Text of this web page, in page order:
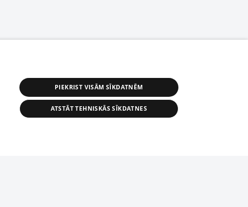
PIEKRIST VISĀM SĪKDATNĒM
ATSTĀT TEHNISKĀS SĪKDATNES